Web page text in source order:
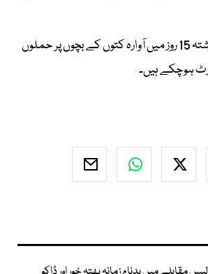
مکینوں کے مطابق گزشتہ 15 روز میں آوارہ کتوں کے بچوں پر حملوں
ہوچکے ہیں۔